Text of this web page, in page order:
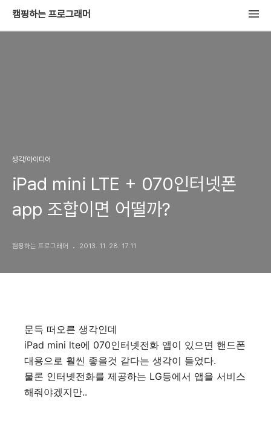
캠핑하는 프로그래머
생각/아이디어
iPad mini LTE + 070인터넷폰
app 조합이면 어떨까?
캠핑하는 프로그래머 2013. 11. 28. 17:11
문득 떠오른 생각인데
iPad mini lte에 070인터넷전화 앱이 있으면 핸드폰
대용으로 훨씬 좋을것 같다는 생각이 들었다.
물론 인터넷전화를 제공하는 LG등에서 앱을 서비스
해줘야겠지만..